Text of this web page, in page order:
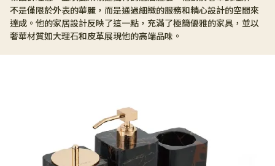
不是僅限於外表的華麗，而是通過細緻的服務和精心設計的空間來
達成。他的家居設計反映了這一點，充滿了極簡優雅的家具，並以
奢華材質如大理石和皮革展現他的高端品味。